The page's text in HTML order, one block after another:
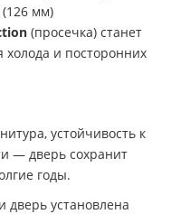
(126 мм)
(просечка) станет
и посторонних
устойчивость к
— дверь сохранит
годы.
дверь установлена